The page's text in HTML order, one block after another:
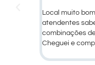
Ótimo
produtos!